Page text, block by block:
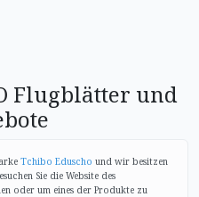
Flugblätter und
Tchibo Eduscho und wir besitzen
Sie die Website des
oder um eines der Produkte zu